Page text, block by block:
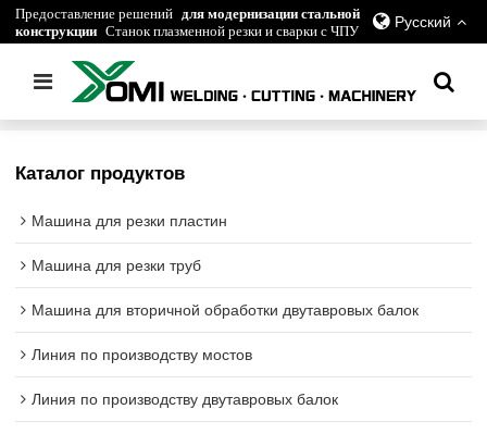
Предоставление решений для модернизации стальной
конструкции Станок плазменной резки и сварки с ЧПУ Русский
Главная / все / Машина для правки балки
Каталог продуктов
Машина для резки пластин
Машина для резки труб
Машина для вторичной обработки двутавровых балок
Линия по производству мостов
Линия по производству двутавровых балок